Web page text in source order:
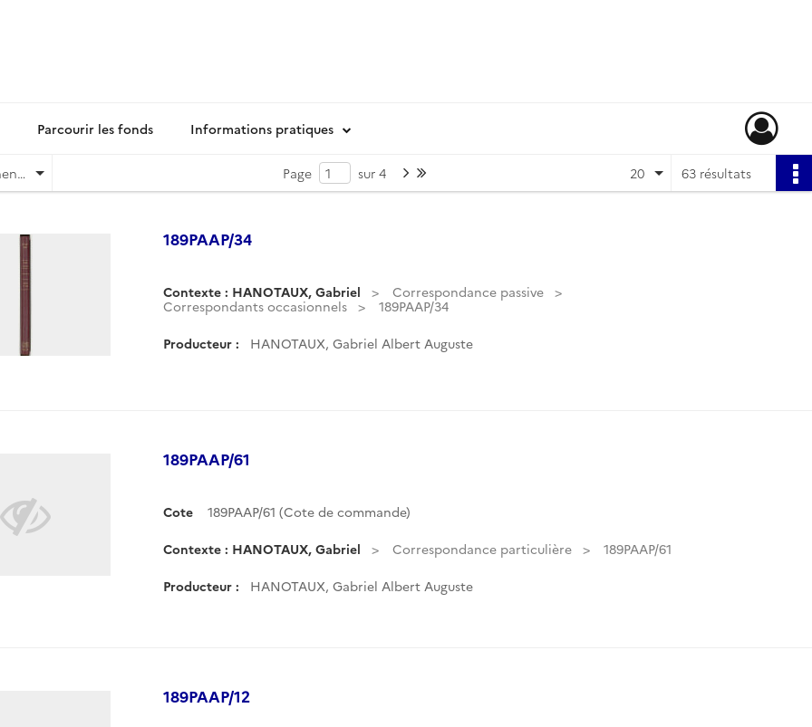
Parcourir les fonds Informations pratiques
Pertinence Page sur 4 Page suivante : 1/4 63 résultats
20
189PAAP/34
Contexte : HANOTAUX, Gabriel
Correspondance passive
Correspondants occasionnels
189PAAP/34
Producteur : HANOTAUX, Gabriel Albert Auguste
189PAAP/61
Cote 189PAAP/61 (Cote de commande)
Contexte : HANOTAUX, Gabriel Correspondance particulière 189PAAP/61
Producteur : HANOTAUX, Gabriel Albert Auguste
189PAAP/12